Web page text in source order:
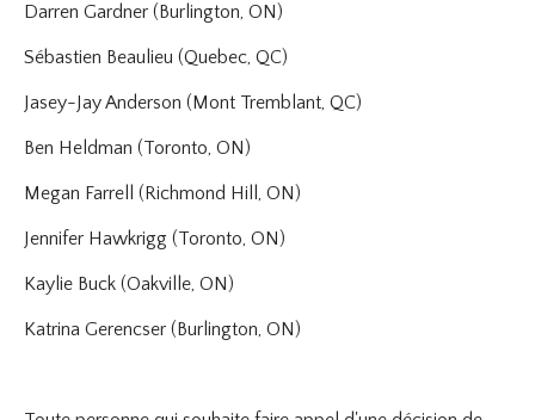
Darren Gardner (Burlington, ON)
Sébastien Beaulieu (Quebec, QC)
Jasey-Jay Anderson (Mont Tremblant, QC)
Ben Heldman (Toronto, ON)
Megan Farrell (Richmond Hill, ON)
Jennifer Hawkrigg (Toronto, ON)
Kaylie Buck (Oakville, ON)
Katrina Gerencser (Burlington, ON)